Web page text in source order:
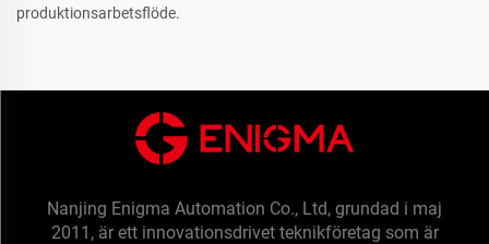
produktionsarbetsflöde.
Nanjing Enigma Automation Co., Ltd, grundad i maj
2011, är ett innovationsdrivet teknikföretag som är